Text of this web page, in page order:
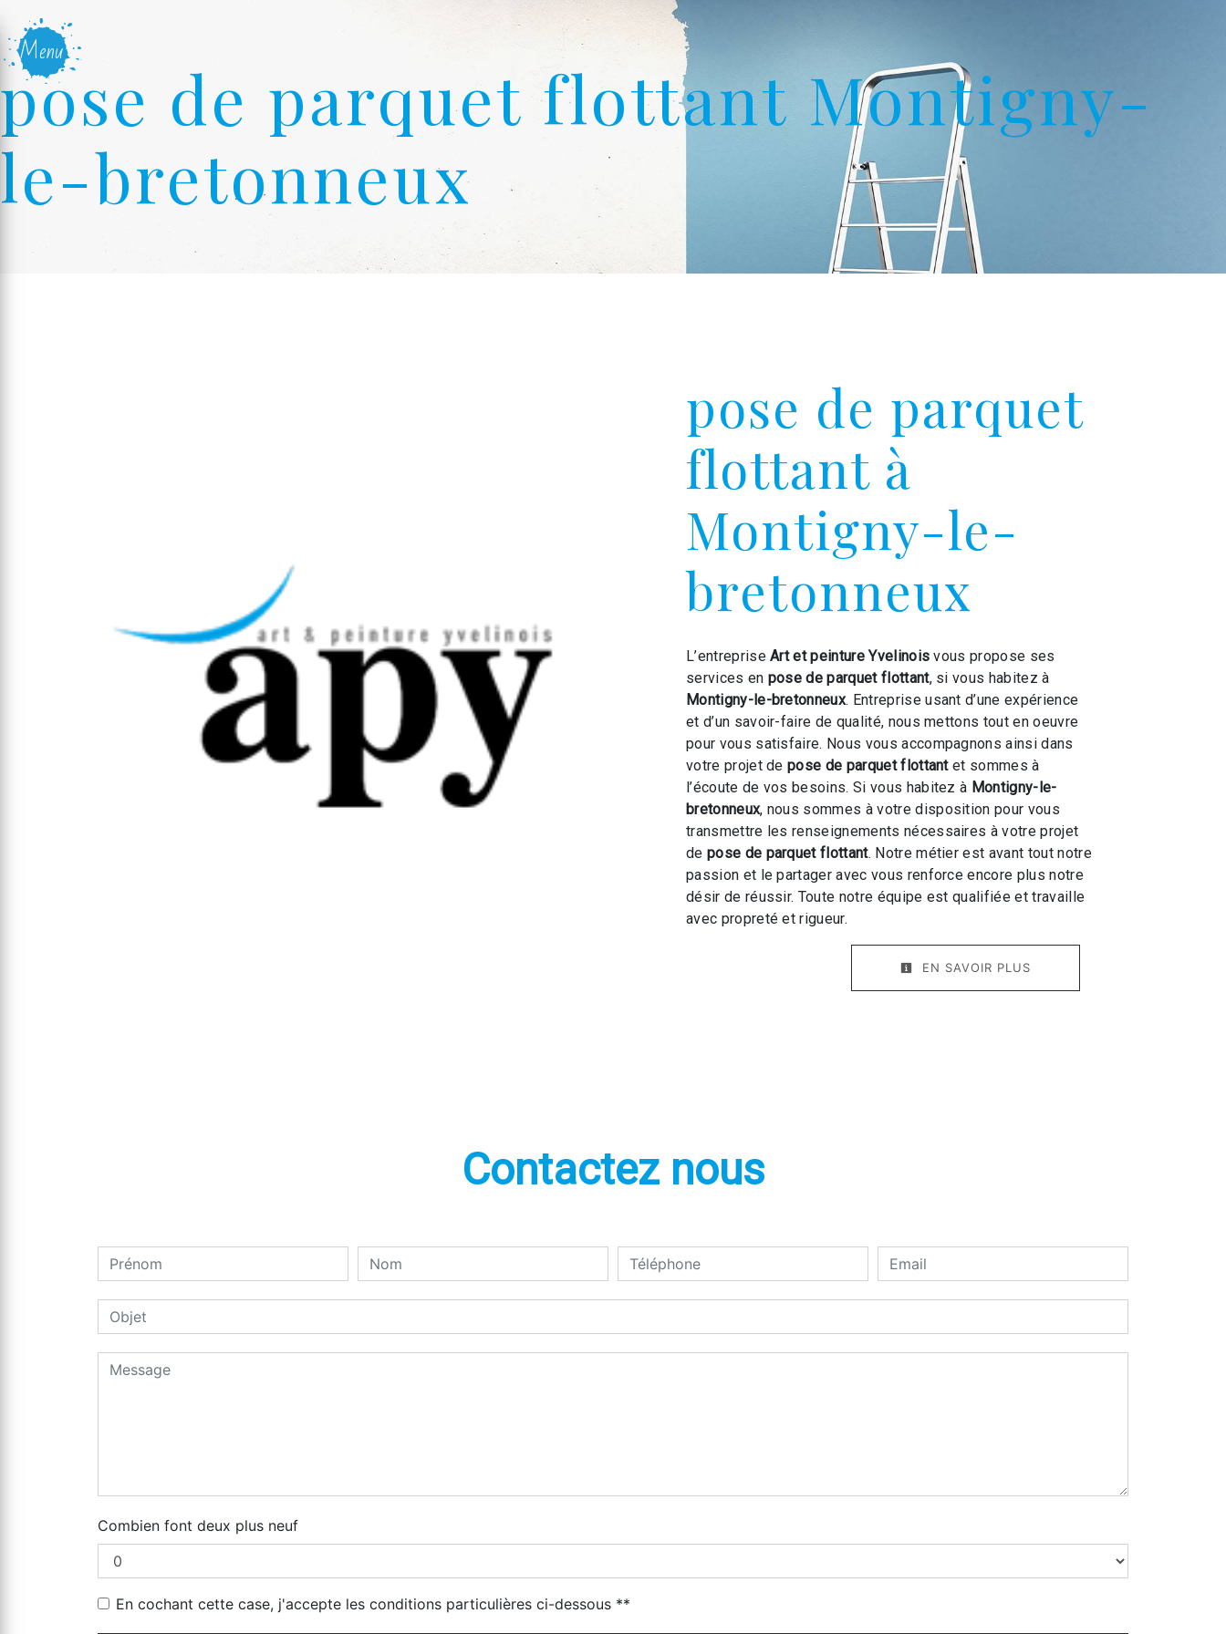
Menu
pose de parquet flottant Montigny-
le-bretonneux
pose de parquet
flottant à
Montigny-le-
bretonneux
L’entrepriseArt et peinture Yvelinois vous propose ses
services en pose de parquet flottant, si vous habitez à
Montigny-le-bretonneux. Entreprise usant d’une expérience
et d’un savoir-faire de qualité, nous mettons tout en oeuvre
pour vous satisfaire. Nous vous accompagnons ainsi dans
votre projet depose de parquet flottantet sommes à
l’écoute de vos besoins. Si vous habitez à Montigny-le-
bretonneux, nous sommes à votre disposition pour vous
transmettre les renseignements nécessaires à votre projet
de pose de parquet flottant. Notre métier est avant tout notre
passion et le partager avec vous renforce encore plus notre
désir de réussir. Toute notre équipe est qualifiée et travaille
avec propreté et rigueur.
EN SAVOIR PLUS
Contactez nous
Combien font deux plus neuf
En cochant cette case, j'accepte les conditions particulières ci-dessous **